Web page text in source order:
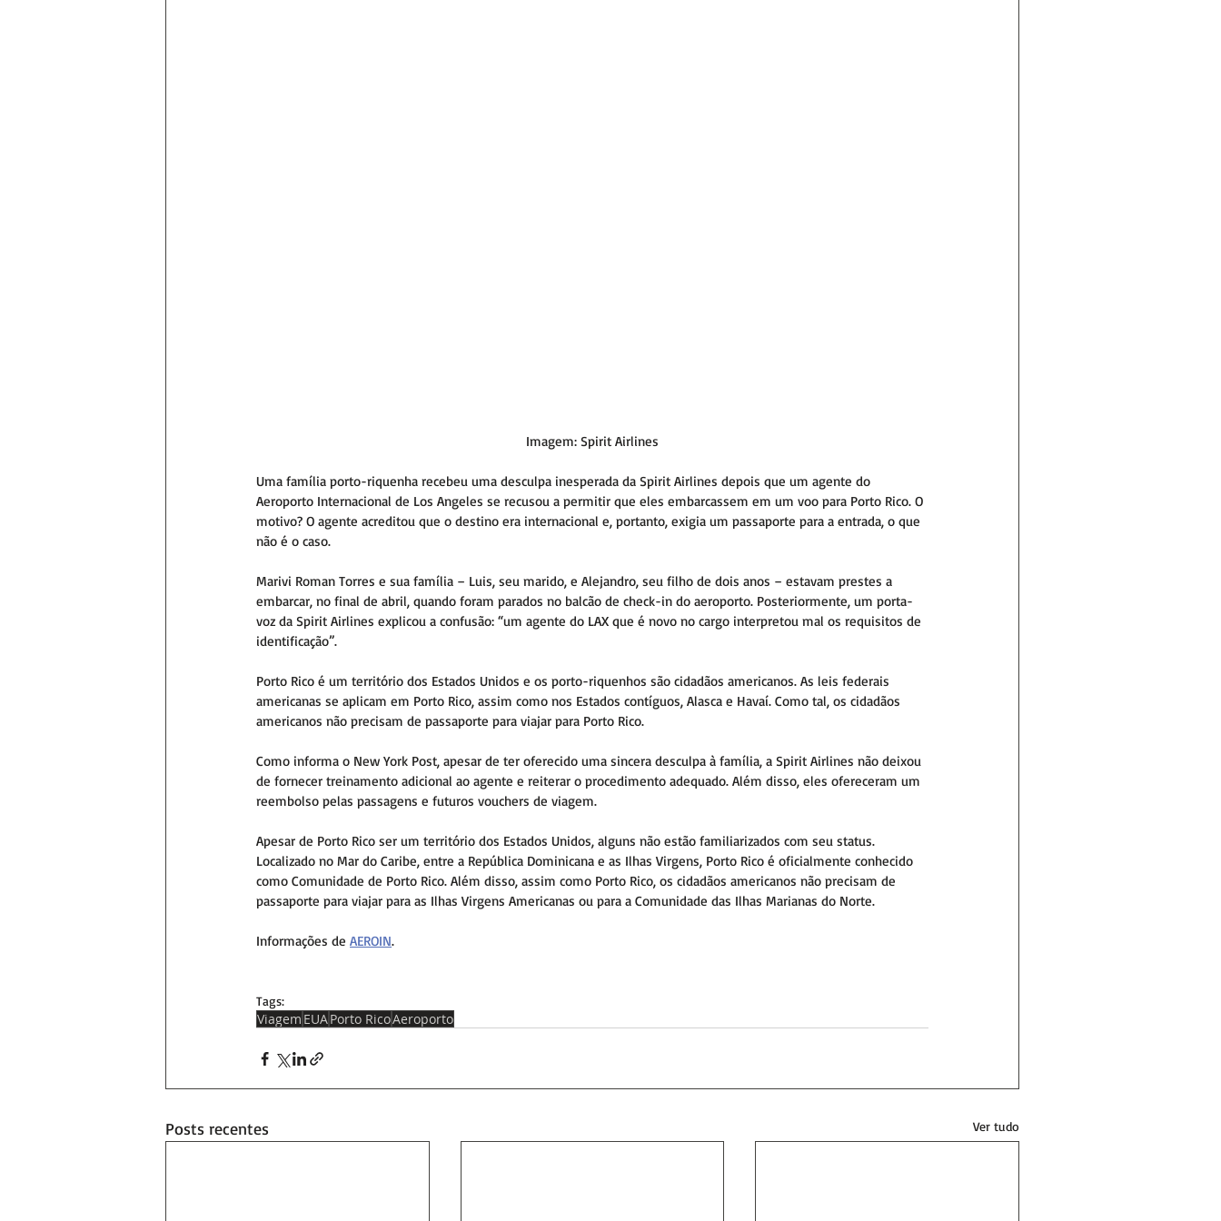
Imagem: Spirit Airlines
Uma família porto-riquenha recebeu uma desculpa inesperada da Spirit Airlines depois que um agente do
Aeroporto Internacional de Los Angeles se recusou a permitir que eles embarcassem em um voo para Porto Rico. O
motivo? O agente acreditou que o destino era internacional e, portanto, exigia um passaporte para a entrada, o que
não é o caso.
Marivi Roman Torres e sua família – Luis, seu marido, e Alejandro, seu filho de dois anos – estavam prestes a
embarcar, no final de abril, quando foram parados no balcão de check-in do aeroporto. Posteriormente, um porta-
voz da Spirit Airlines explicou a confusão: “um agente do LAX que é novo no cargo interpretou mal os requisitos de
identificação”.
Porto Rico é um território dos Estados Unidos e os porto-riquenhos são cidadãos americanos. As leis federais
americanas se aplicam em Porto Rico, assim como nos Estados contíguos, Alasca e Havaí. Como tal, os cidadãos
americanos não precisam de passaporte para viajar para Porto Rico.
Como informa o New York Post, apesar de ter oferecido uma sincera desculpa à família, a Spirit Airlines não deixou
de fornecer treinamento adicional ao agente e reiterar o procedimento adequado. Além disso, eles ofereceram um
reembolso pelas passagens e futuros vouchers de viagem.
Apesar de Porto Rico ser um território dos Estados Unidos, alguns não estão familiarizados com seu status.
Localizado no Mar do Caribe, entre a República Dominicana e as Ilhas Virgens, Porto Rico é oficialmente conhecido
como Comunidade de Porto Rico. Além disso, assim como Porto Rico, os cidadãos americanos não precisam de
passaporte para viajar para as Ilhas Virgens Americanas ou para a Comunidade das Ilhas Marianas do Norte.
Informações de AEROIN.
Tags:
Viagem EUAPorto RicoAeroporto
Posts recentes Ver tudo